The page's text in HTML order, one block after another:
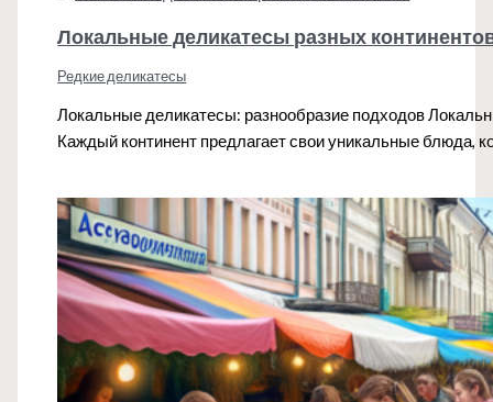
Локальные деликатесы разных
Редкие деликатесы
Локальные деликатесы: разнообразие подходов
Каждый континент предлагает свои уникальные блюда,